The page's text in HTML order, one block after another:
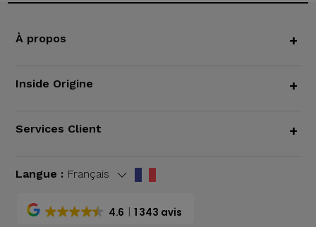
À propos +
Inside Origine +
Services Client +
Langue : Français
4.6 1 343 avis